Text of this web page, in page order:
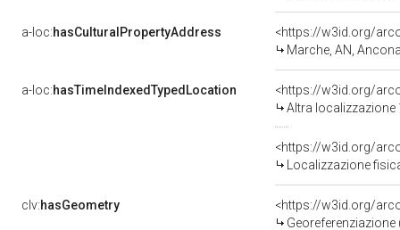
a-loc:hasCulturalPropertyAddress
<https://w3id.org/
Marche, AN,
a-loc:hasTimeIndexedTypedLocation
<https://w3id.org/
Altra localizzazione
<https://w3id.org/
Localizzazione
clv:hasGeometry
<https://w3id.org/